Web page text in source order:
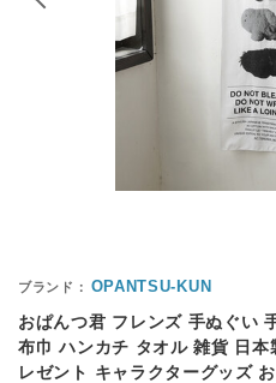
OPANTSU-KUN
おぱんつ君 フレンズ 手ぬぐい
布巾 ハンカチ タオル 雑貨 日
レゼント キャラクターグッズ